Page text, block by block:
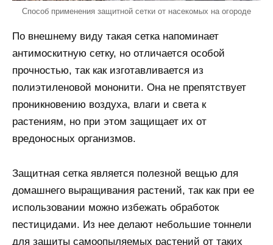
Способ применения защитной сетки от насекомых на огороде
По внешнему виду такая сетка напоминает
антимоскитную сетку, но отличается особой
прочностью, так как изготавливается из
полиэтиленовой мононити. Она не препятствует
проникновению воздуха, влаги и света к
растениям, но при этом защищает их от
вредоносных организмов.
Защитная сетка является полезной вещью для
домашнего выращивания растений, так как при ее
использовании можно избежать обработок
пестицидами. Из нее делают небольшие тоннели
для защиты самоопыляемых растений от таких